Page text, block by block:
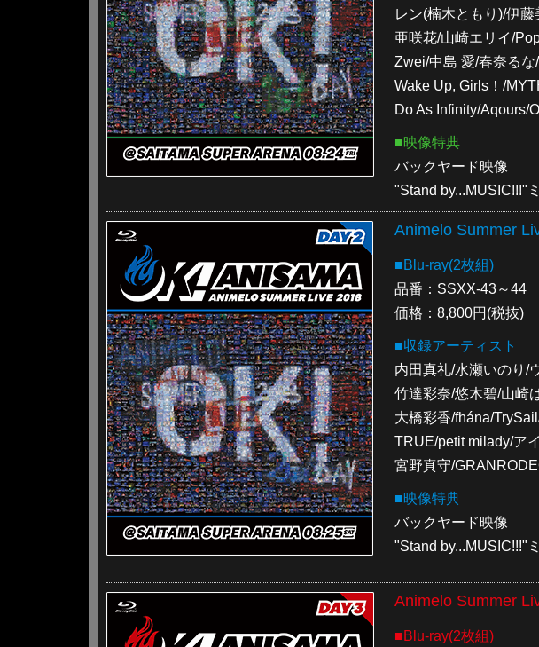
レン(楠木ともり)/伊
亜咲花/山崎エリイ/
Zwei/中島 愛/春奈るな
Wake Up, Girls！/
Do As Infinity/Aqours/
■映像特典
バックヤード映像
"Stand by...MUSIC!!!"
Animelo Summer
■Blu-ray(2枚組)
品番：SSXX-43～44
価格：8,800円(税抜)
■収録アーティスト
内田真礼/水瀬いのり/
竹達彩奈/悠木碧/山崎
大橋彩香/fhána/
TRUE/petit milady/ア
宮野真守/
■映像特典
バックヤード映像
"Stand by...MUSIC!!!"
Animelo Summer
■Blu-ray(2枚組)